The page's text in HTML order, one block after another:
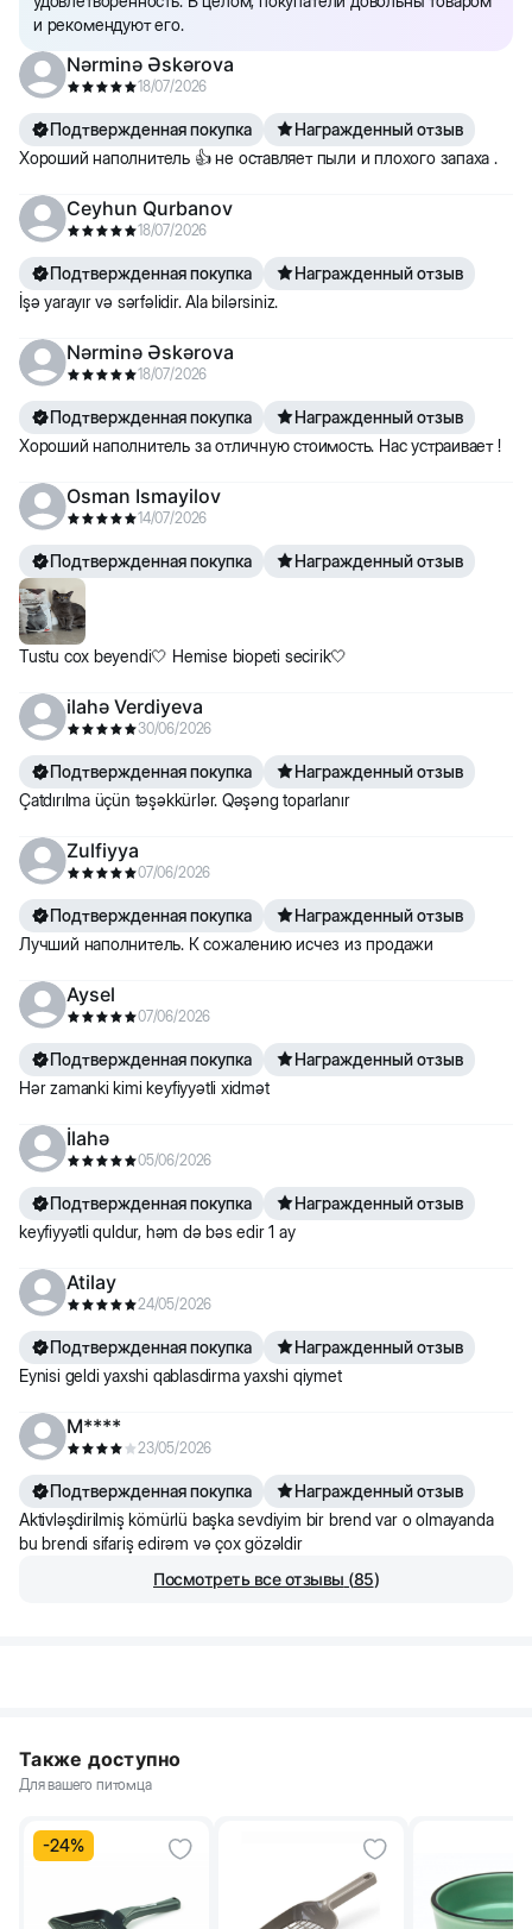
Важно:Не рекомендуется смывать в унитаз (может забить
и рекомендуют его.
Nərminə Əskərova
18/07/2026
Подтвержденная покупка
Награжденный отзыв
Хороший наполнитель 👍 не оставляет пыли и плохого запаха .
Ceyhun Qurbanov
18/07/2026
Подтвержденная покупка
Награжденный отзыв
İşə yarayır və sərfəlidir. Ala bilərsiniz.
Nərminə Əskərova
18/07/2026
Подтвержденная покупка
Награжденный отзыв
Хороший наполнитель за отличную стоимость. Нас устраивает !
Osman Ismayilov
14/07/2026
Подтвержденная покупка Награжденный отзыв
Tustu cox beyendi🤍 Hemise biopeti secirik🤍
ilahə Verdiyeva
30/06/2026
Подтвержденная покупка
Награжденный отзыв
Çatdırılma üçün təşəkkürlər. Qəşəng toparlanır
Zulfiyya
07/06/2026
Подтвержденная покупка
Награжденный отзыв
Лучший наполнитель. К сожалению исчез из продажи
Aysel
07/06/2026
Подтвержденная покупка
Награжденный отзыв
Hər zamanki kimi keyfiyyətli xidmət
İlahə
05/06/2026
Подтвержденная покупка
Награжденный отзыв
keyfiyyətli quldur, həm də bəs edir 1 ay
Atilay
24/05/2026
Подтвержденная покупка
Награжденный отзыв
Eynisi geldi yaxshi qablasdirma yaxshi qiymet
M****
23/05/2026
Подтвержденная покупка
Награжденный отзыв
Aktivləşdirilmiş kömürlü başka sevdiyim bir brend var o olmayanda
bu brendi sifariş edirəm və çox gözəldir
Посмотреть все отзывы (85)
Также доступно
Для вашего питомца
-24%